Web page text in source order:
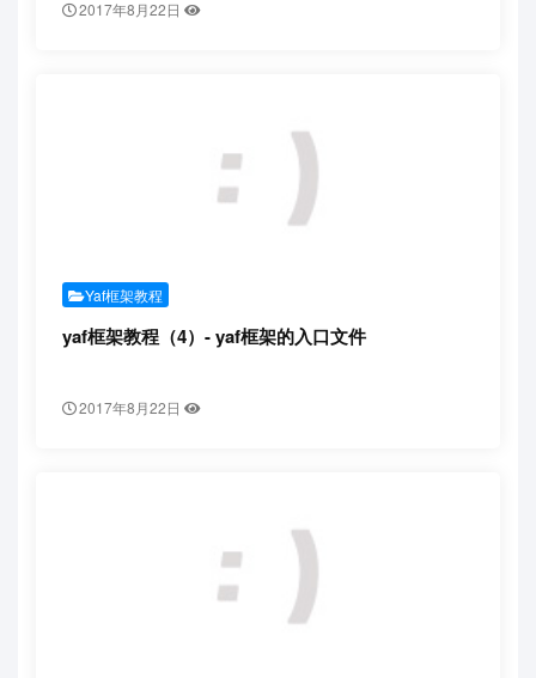
2017年8月22日
Yaf框架教程
yaf框架教程（4）- yaf框架的入口文件
2017年8月22日